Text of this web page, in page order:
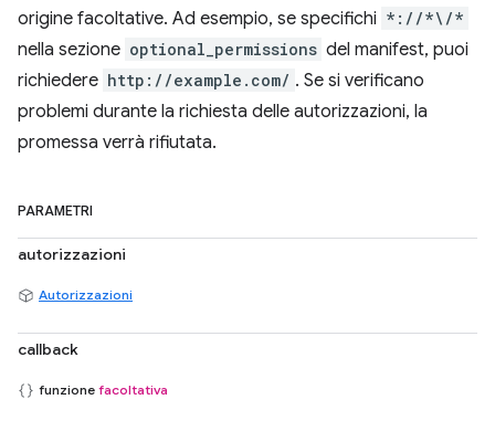
origine facoltative. Ad esempio, se specifichi *://*\/*
nella sezione optional_permissions del manifest, puoi
richiedere http://example.com/ . Se si verificano
problemi durante la richiesta delle autorizzazioni, la
promessa verrà rifiutata.
PARAMETRI
autorizzazioni
Autorizzazioni
callback
funzione facoltativa